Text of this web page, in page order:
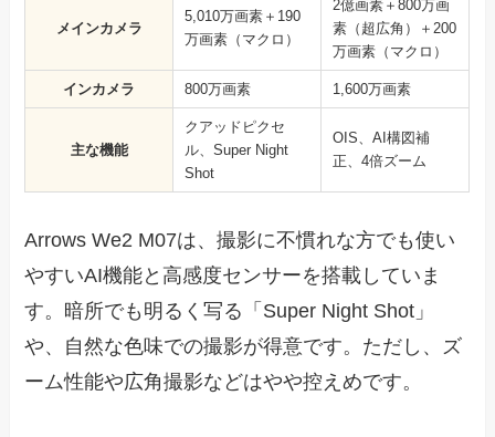
メインカメラ
5,010万画素＋190
万画素（マクロ）
2億画素＋800万画
素（超広角）＋200
万画素（マクロ）
インカメラ 800万画素 1,600万画素
主な機能
クアッドピクセ
ル、Super Night
Shot
OIS、AI構図補
正、4倍ズーム
Arrows We2 M07は、撮影に不慣れな方でも使い
やすいAI機能と高感度センサーを搭載していま
す。暗所でも明るく写る「Super Night Shot」
や、自然な色味での撮影が得意です。ただし、ズ
ーム性能や広角撮影などはやや控えめです。